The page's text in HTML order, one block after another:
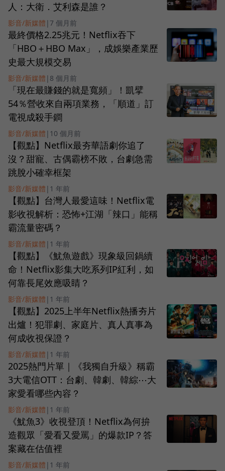
人：大衛．艾利森是誰？
影音/新媒體 | 7 個月前
最終價格2.25兆元！Netflix吞下
「HBO＋HBO Max」，成娛樂產業歷
史最大規模交易
影音/新媒體 | 8 個月前
「現在最賺錢的就是寬頻」！凱擘
54％營收來自兩項業務，「順道」訂
電視成殺手鐧
影音/新媒體 | 10 個月前
【觀點】Netflix最夯華語劇你追了
沒？甜寵、古偶霸榜不敗，台劇急需
跳脫小確幸框架
影音/新媒體 | 1 年前
【觀點】台灣人最愛這味！Netflix電
影收視解析：恐怖+江湖「辣口」能稱
霸流量密碼？
影音/新媒體 | 1 年前
【觀點】《魷魚遊戲》現象級回鍋續
命！Netflix影集大吃系列IP紅利，如
何靠長尾效應吸睛？
影音/新媒體 | 1 年前
【觀點】2025上半年Netflix熱播夯片
出爐！犯罪劇、家庭片、真人真事為
何成收視保證？
影音/新媒體 | 1 年前
2025熱門片單｜《我獨自升級》稱霸
3大電信OTT：台劇、韓劇、韓綜⋯大
家愛看哪些內容？
影音/新媒體 | 1 年前
《魷魚3》收視登頂！Netflix為何拚
造觀眾「愛看又愛罵」的爆款IP？答
案藏在估值裡
影音/新媒體 | 1 年前